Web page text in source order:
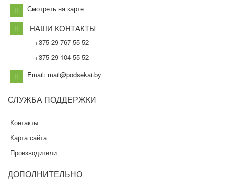
Смотреть на карте
НАШИ КОНТАКТЫ
+375 29 767-55-52
+375 29 104-55-52
Email: mail@podsekai.by
СЛУЖБА ПОДДЕРЖКИ
Контакты
Карта сайта
Производители
ДОПОЛНИТЕЛЬНО